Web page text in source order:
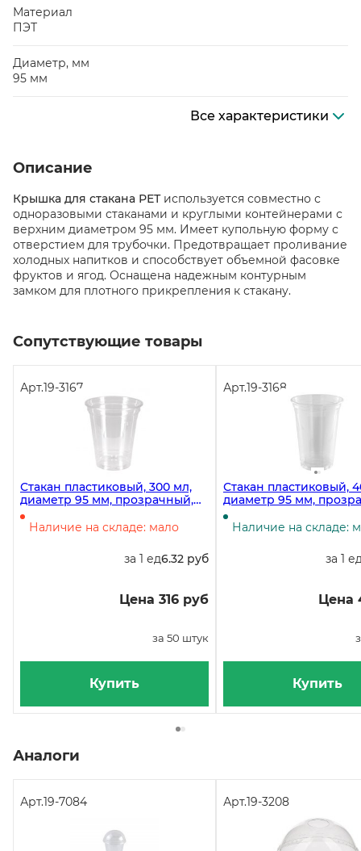
Материал
ПЭТ
Диаметр, мм
95 мм
Все характеристики
Описание
Крышка для стакана РЕТиспользуется совместно с
одноразовыми стаканами и круглыми контейнерами с
верхним диаметром 95 мм. Имеет купольную форму с
отверстием для трубочки. Предотвращает проливание
холодных напитков и способствует объемной фасовке
фруктов и ягод. Оснащена надежным контурным
замком для плотного прикрепления к стакану.
Сопутствующие товары
Арт.19-3167
Стакан пластиковый, 300 мл,
диаметр 95 мм, прозрачный,
PET (СП), 1000 штук
Наличие на складе: мало
за 1 ед6.32 руб
Цена 316 руб
за 50 штук
Купить
Арт.19-3168
Стакан пластиковый,
диаметр 95 мм,
PET (СП), 1000 штук в
Наличие на складе:
за 1
Цена
Купить
Аналоги
Арт.19-7084 Арт.19-3208